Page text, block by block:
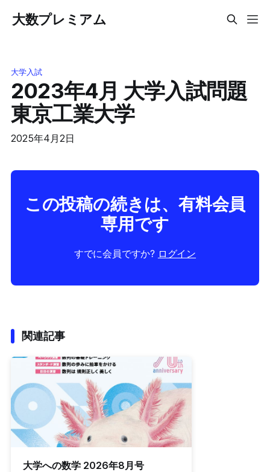
大数プレミアム
大学入試
2023年4月 大学入試問題
東京工業大学
2025年4月2日
この投稿の続きは、有料会員
専用です
すでに会員ですか? ログイン
関連記事
大学への数学 2026年8月号